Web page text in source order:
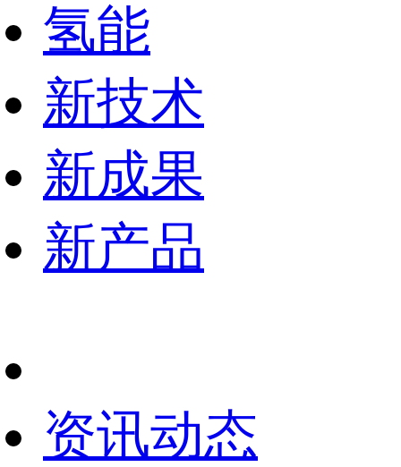
氢能
新技术
新成果
新产品
资讯动态